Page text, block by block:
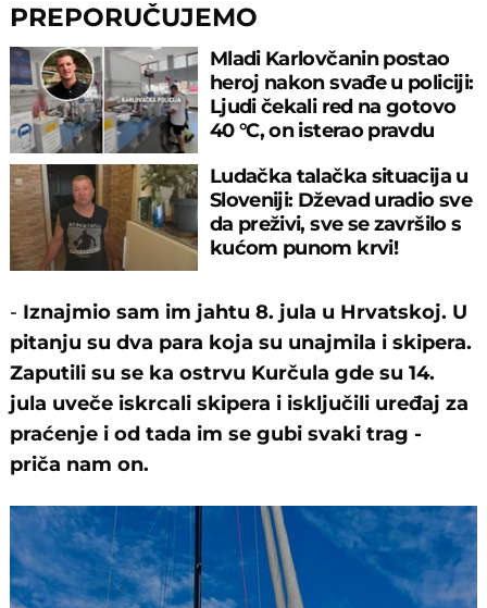
PREPORUČUJEMO
Mladi Karlovčanin postao
heroj nakon svađe u policiji:
Ljudi čekali red na gotovo
40 °C, on isterao pravdu
Ludačka talačka situacija u
Sloveniji: Dževad uradio sve
da preživi, sve se završilo s
kućom punom krvi!
- Iznajmio sam im jahtu 8. jula u Hrvatskoj. U
pitanju su dva para koja su unajmila i skipera.
Zaputili su se ka ostrvu Kurčula gde su 14.
jula uveče iskrcali skipera i isključili uređaj za
praćenje i od tada im se gubi svaki trag -
priča nam on.